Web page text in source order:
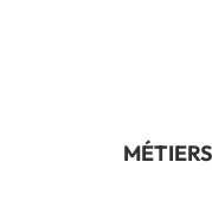
MÉTIERS